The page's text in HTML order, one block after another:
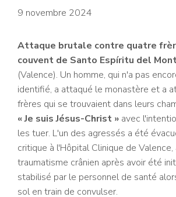
9 novembre 2024
Attaque brutale contre quatre
couvent de Santo Espíritu del
(Valence). Un homme, qui n'a pas
identifié, a attaqué le monastère et a
frères qui se trouvaient dans leurs
« Je suis Jésus-Christ » avec
les tuer. L'un des agressés a été
critique à l'Hôpital Clinique de Valence,
traumatisme crânien après avoir été
stabilisé par le personnel de santé
sol en train de convulser.